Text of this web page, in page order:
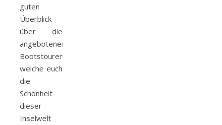
guten
Überblick
über die
angebotenen
Bootstouren,
welche euch
die
Schönheit
dieser
Inselwelt